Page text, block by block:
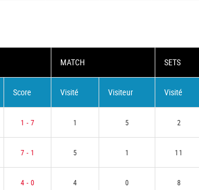
MATCH SETS
Score Visité Visiteur Visité
1 - 7 1 5 2
7 - 1 5 1 11
4 - 0 4 0 8